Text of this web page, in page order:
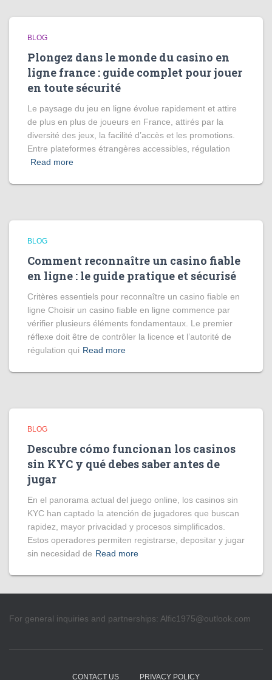
BLOG
Plongez dans le monde du casino en
ligne france : guide complet pour jouer
en toute sécurité
Le paysage du jeu en ligne évolue rapidement et attire
de plus en plus de joueurs en France, attirés par la
diversité des jeux, la facilité d’accès et les promotions.
Entre plateformes étrangères accessibles, régulation
Read more
BLOG
Comment reconnaître un casino fiable
en ligne : le guide pratique et sécurisé
Critères essentiels pour reconnaître un casino fiable en
ligne Choisir un casino fiable en ligne commence par
vérifier plusieurs éléments fondamentaux. Le premier
réflexe doit être de contrôler la licence et l’autorité de
régulation qui Read more
BLOG
Descubre cómo funcionan los casinos
sin KYC y qué debes saber antes de
jugar
En el panorama actual del juego online, los casinos sin
KYC han captado la atención de jugadores que buscan
rapidez, mayor privacidad y procesos simplificados.
Estos operadores permiten registrarse, depositar y jugar
sin necesidad de Read more
For general inquiries and partnerships: Alfic1975@outlook.com
CONTACT US PRIVACY POLICY